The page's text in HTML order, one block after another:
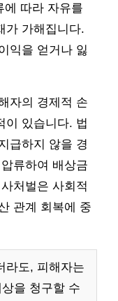
에 따라 자유를
가 가해집니다.
익을 얻거나 잃
자의 경제적 손
이 있습니다. 법
급하지 않을 경
류하여 배상금
처벌은 사회적
관계 회복에 중
라도, 피해자는
을 청구할 수